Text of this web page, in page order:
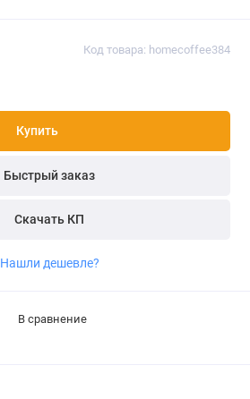
Код товара: homecoffee384
Купить
Быстрый заказ
Скачать КП
Нашли дешевле?
В сравнение